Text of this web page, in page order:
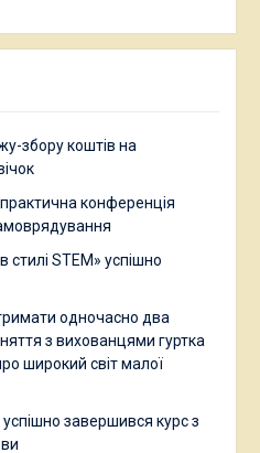
збору коштів на
конференція
стилі STEM» успішно
одночасно два
з вихованцями гуртка
широкий світ малої
завершився курс з